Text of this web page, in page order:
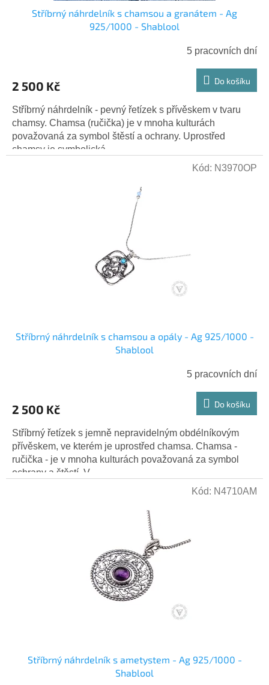
Stříbrný náhrdelník s chamsou a granátem - Ag
925/1000 - Shablool
5 pracovních dní
2 500 Kč Do košíku
Stříbrný náhrdelník - pevný řetízek s přívěskem v tvaru
chamsy. Chamsa (ručička) je v mnoha kulturách
považovaná za symbol štěstí a ochrany. Uprostřed
chamsy je symbolická...
Stříbrný náhrdelník s chamsou a opály - Ag 925/1000 -
Shablool
5 pracovních dní
2 500 Kč Do košíku
Stříbrný řetízek s jemně nepravidelným obdélníkovým
přívěskem, ve kterém je uprostřed chamsa. Chamsa -
ručička - je v mnoha kulturách považovaná za symbol
ochrany a štěstí. V...
Kód: N3970OP
Stříbrný náhrdelník s ametystem - Ag 925/1000 -
Shablool
Kód: N4710AM